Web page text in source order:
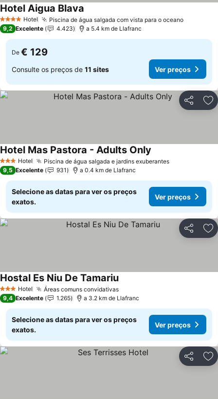
4 EstrelasHotel Piscina de água salgada com vista para o oceanoVer
Hotel Aigua Blava
9,2 Excelente 4.423 a 5.4 km de Llafranc
De € 129
Consulte os preços de 11 sites Ver preços
Partilhar
3 EstrelasHotel Piscina de água salgada e jardins exuberantesVer preços
Hotel Mas Pastora - Adults Only
9,5 Excelente 931 a 0.4 km de Llafranc
Selecione as datas para ver os preços
exatos.
Ver preços
Partilhar
3 EstrelasHotel Áreas comuns convidativasVer preços
Hostal Es Niu De TamariuVer preços
9,4 Excelente 1.265 a 3.2 km de Llafranc
Selecione as datas para ver os preços
exatos.
Ver preços
Partilhar